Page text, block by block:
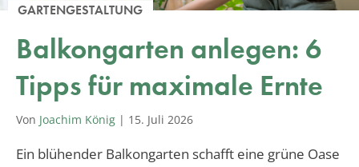
GARTENGESTALTUNG
Balkongarten anlegen: 6
Tipps für maximale Ernte
Von Joachim König | 15. Juli 2026
Ein blühender Balkongarten schafft eine grüne Oase